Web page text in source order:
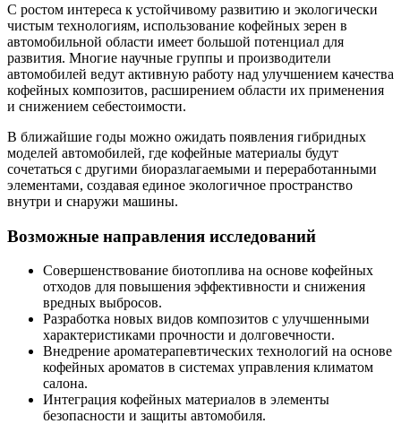
С ростом интереса к устойчивому развитию и экологически
чистым технологиям, использование кофейных зерен в
автомобильной области имеет большой потенциал для
развития. Многие научные группы и производители
автомобилей ведут активную работу над улучшением качества
кофейных композитов, расширением области их применения
и снижением себестоимости.
В ближайшие годы можно ожидать появления гибридных
моделей автомобилей, где кофейные материалы будут
сочетаться с другими биоразлагаемыми и переработанными
элементами, создавая единое экологичное пространство
внутри и снаружи машины.
Возможные направления исследований
Совершенствование биотоплива на основе кофейных
отходов для повышения эффективности и снижения
вредных выбросов.
Разработка новых видов композитов с улучшенными
характеристиками прочности и долговечности.
Внедрение ароматерапевтических технологий на основе
кофейных ароматов в системах управления климатом
салона.
Интеграция кофейных материалов в элементы
безопасности и защиты автомобиля.